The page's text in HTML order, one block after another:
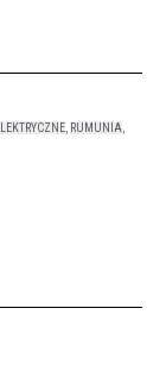
, RUMUNIA,